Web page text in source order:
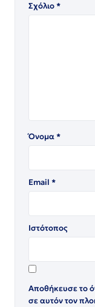
Σχόλιο*
Όνομα*
Email *
Ιστότοπος
Αποθήκευσε το
σε αυτόν τον